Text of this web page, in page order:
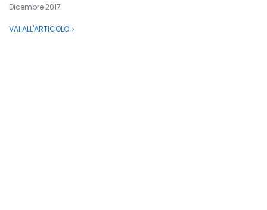
Dicembre 2017
VAI ALL'ARTICOLO